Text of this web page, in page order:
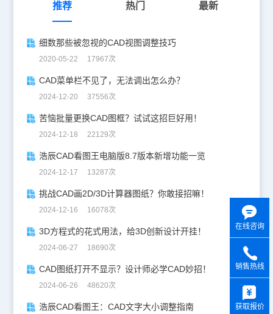
推荐 热门 最新
细数那些被忽视的CAD视图调整技巧
2020-05-22 17967次
CAD菜单栏不见了，无法调出怎么办？
2024-12-20 37556次
苦恼批量更换CAD图框？试试这招巨好用！
2024-12-18 22129次
浩辰CAD看图王电脑版8.7版本新增功能一览
2024-12-17 13287次
挑战CAD画2D/3D计算器图纸？你敢接招嘛！
2024-12-16 16078次
3D方程式的花式用法，给3D创新设计开挂！
2024-06-27 18690次
CAD图纸打开不显示？设计师必学CAD妙招！
2024-06-26 48620次
浩辰CAD看图王：CAD文字大小调整指南
在线咨询
销售热线
获取报价